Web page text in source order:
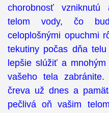
chorobnosť vzniknutú
telom vody, čo
celoplošnými opuchmi
tekutiny počas dňa
lepšie slúžiť a
vašeho tela
čreva už dnes a
pečlivá oň vašim